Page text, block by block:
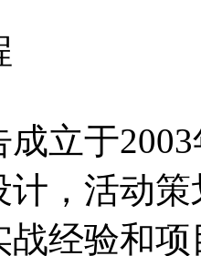
立于
计，活动
战经验和